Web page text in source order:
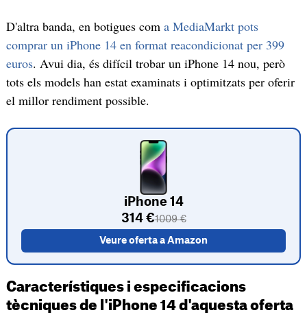
D'altra banda, en botigues com a MediaMarkt pots
comprar un iPhone 14 en format reacondicionat per 399
euros. Avui dia, és difícil trobar un iPhone 14 nou, però
tots els models han estat examinats i optimitzats per oferir
el millor rendiment possible.
iPhone 14
314 €1009 €
Veure oferta a Amazon
Característiques i especificacions
tècniques de l'iPhone 14 d'aquesta oferta